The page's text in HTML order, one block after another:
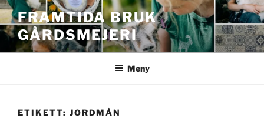
Hoppa
till
innehåll
FRAMTIDA BRUK
GÅRDSMEJERI
Meny
ETIKETT: JORDMÅN